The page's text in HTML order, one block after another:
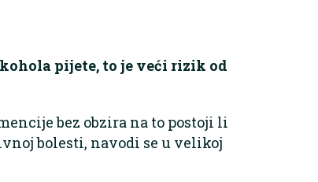
pijete, to je veći rizik od
bez obzira na to postoji li
bolesti, navodi se u velikoj